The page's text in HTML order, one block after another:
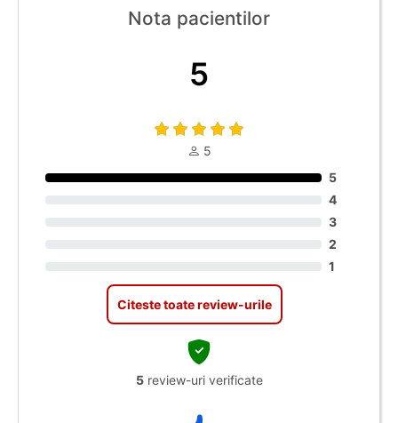
Nota pacientilor
5
5
5
4
3
2
1
Citeste toate review-urile
5review-uri verificate